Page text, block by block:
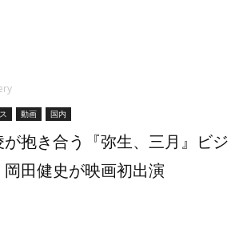
動画 国内
抱き合う『弥生、三月』ビジ
岡田健史が映画初出演